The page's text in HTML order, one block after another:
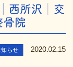
西所沢｜交
院
知らせ 2020.02.15